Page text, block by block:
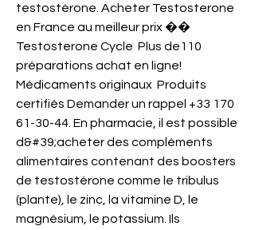
testostérone. Acheter Testosterone
en France au meilleur prix ��
Testosterone Cycle  Plus de110
préparations achat en ligne! ️
Médicaments originaux  Produits
certifiés Demander un rappel +33 170
61-30-44. En pharmacie, il est possible
d&#39;acheter des compléments
alimentaires contenant des boosters
de testostérone comme le tribulus
(plante), le zinc, la vitamine D, le
magnésium, le potassium. Ils